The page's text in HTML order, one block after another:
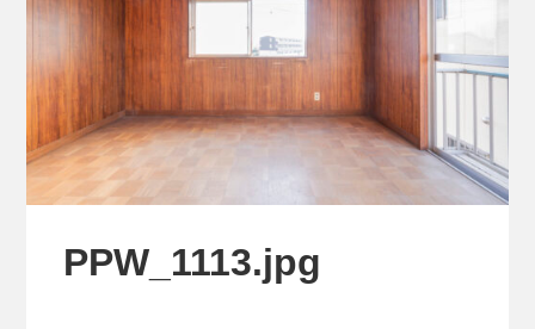
PPW_1113.jpg